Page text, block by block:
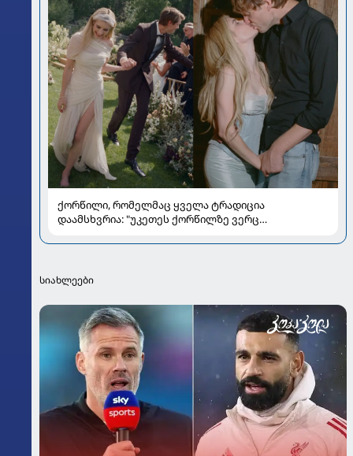
ქორწილი, რომელმაც ყველა ტრადიცია
დაამსხვრია: "უკეთეს ქორწილზე ვერც
სიახლეები